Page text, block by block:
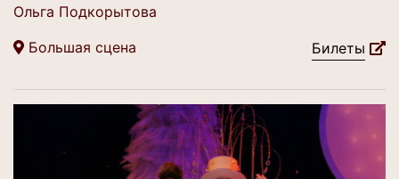
Ольга Подкорытова
Большая сцена
Билеты